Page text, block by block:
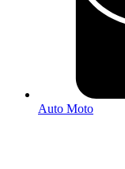
Auto Moto